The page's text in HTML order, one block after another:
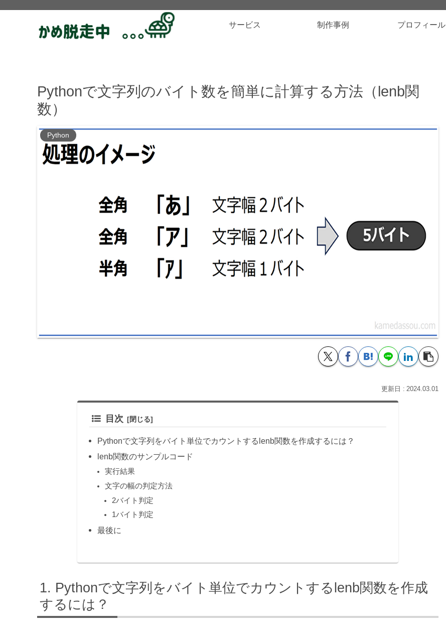
サービス 制作事例 プロフィール
Pythonで文字列のバイト数を簡単に計算する方法（lenb関
数）
Python
2024.03.01
目次
Pythonで文字列をバイト単位でカウントするlenb関数を作成するには？
lenb関数のサンプルコード
実行結果
文字の幅の判定方法
2バイト判定
1バイト判定
最後に
Pythonで文字列をバイト単位でカウントするlenb関数を作成
するには？